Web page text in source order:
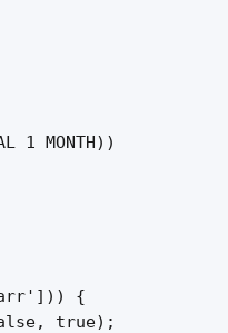
1 MONTH))
{
true);